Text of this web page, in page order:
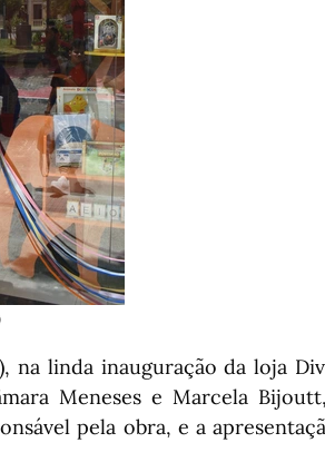
na linda inauguração da loja
Meneses e Marcela
pela obra, e a